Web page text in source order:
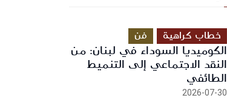
خطاب كراهية فن
الكوميديا السوداء في لبنان: من
النقد الاجتماعي إلى التنميط
الطائفي
2026-07-30